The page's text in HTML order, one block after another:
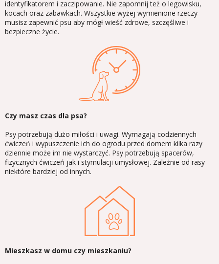
identyfikatorem i zaczipowanie. Nie zapomnij też o legowisku,
kocach oraz zabawkach. Wszystkie wyżej wymienione rzeczy
musisz zapewnić psu aby mógł wieść zdrowe, szczęśliwe i
bezpieczne życie.
Czy masz czas dla psa?
Psy potrzebują dużo miłości i uwagi. Wymagają codziennych
ćwiczeń i wypuszczenie ich do ogrodu przed domem kilka razy
dziennie może im nie wystarczyć. Psy potrzebują spacerów,
fizycznych ćwiczeń jak i stymulacji umysłowej. Zależnie od rasy
niektóre bardziej od innych.
Mieszkasz w domu czy mieszkaniu?